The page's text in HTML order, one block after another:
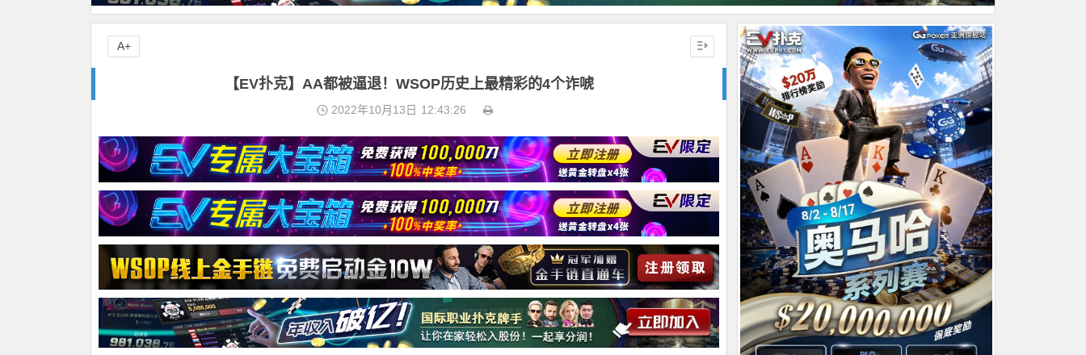
【EV扑克】AA都被逼退！WSOP历史上最精彩的4个诈唬
2022年10月13日 12:43:26
A+